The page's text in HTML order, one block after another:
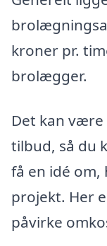
kroner pr.
brolægger.
Det kan
tilbud, så du
få en idé
projekt. Her
påvirke